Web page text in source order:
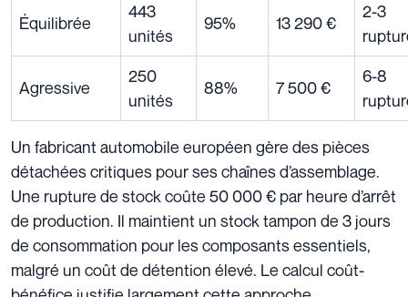
Équilibrée
443
unités
95% 13 290 €
2-3
Agressive
250
unités
88% 7 500 €
6-8
Un fabricant automobile européen gère des pièces
détachées critiques pour ses chaînes d’assemblage.
Une rupture de stock coûte 50 000 € par heure d’arrêt
de production. Il maintient un stock tampon de 3 jours
de consommation pour les composants essentiels,
malgré un coût de détention élevé. Le calcul coût-